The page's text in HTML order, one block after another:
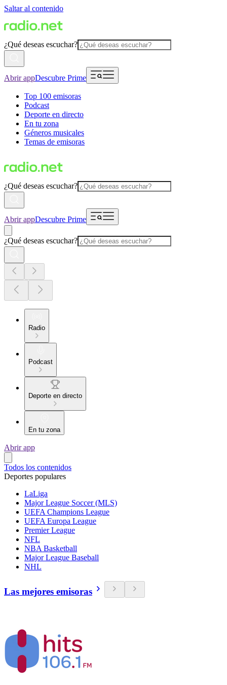
Saltar al contenido
¿Qué deseas escuchar?
Abrir appDescubre Prime
Top 100 emisoras
Podcast
Deporte en directo
En tu zona
Géneros musicales
Temas de emisoras
¿Qué deseas escuchar?
Abrir appDescubre Prime
¿Qué deseas escuchar?
Radio
Podcast
Deporte en directo
En tu zona
Abrir app
Todos los contenidos
Deportes populares
LaLiga
Major League Soccer (MLS)
UEFA Champions League
UEFA Europa League
Premier League
NFL
NBA Basketball
Major League Baseball
NHL
Las mejores emisoras